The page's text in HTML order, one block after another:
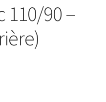
110/90 –